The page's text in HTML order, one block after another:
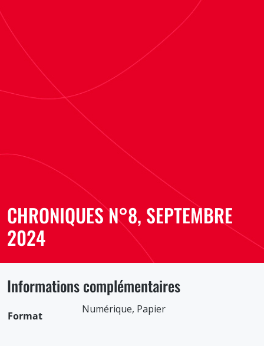
CHRONIQUES N°8, SEPTEMBRE
2024
Informations complémentaires
Format
Numérique, Papier